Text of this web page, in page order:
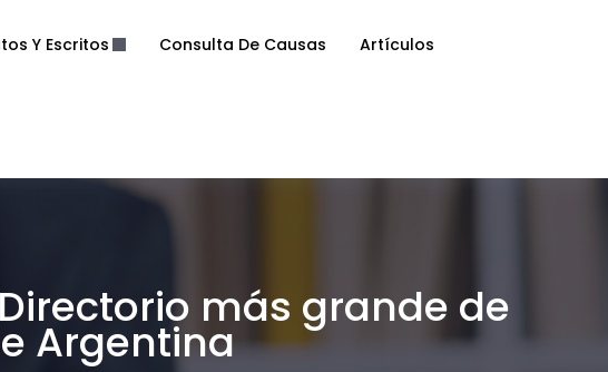
Y Escritos Consulta De Causas Artículos
más grande de
Argentina